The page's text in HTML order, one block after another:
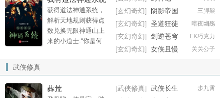
修行路，便可重临巅
峰。却不想在体内发
现九龙乾坤鼎，内藏
逆天功法！上一世，
十大仙帝之首，但终
带天帝记忆，修炼逆
获得道法神通系统，
解析天地规则获得点
数兑换无限神通山上
来的小道士:“你是何
天象地，三头六臂，
三脚架
[玄幻奇幻] 阴影帝国
暗夜幽殇
[玄幻奇幻] 圣道狂徒
EK巧克力
[玄幻奇幻] 剑逆苍穹
关关公子
[玄幻奇幻] 女侠且慢
武侠修真
葬荒 步九霄
[武侠修真] 武侠长生